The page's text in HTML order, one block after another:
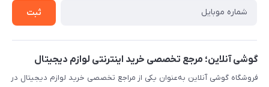
بلاگ
روش بازگردانی کالا
ثبت
گوشی آنلاین؛ مرجع تخصصی خرید اینترنتی لوازم دیجیتال
فروشگاه گوشی آنلاین به‌عنوان یکی از مراجع تخصصی خرید لوازم دیجیتال در